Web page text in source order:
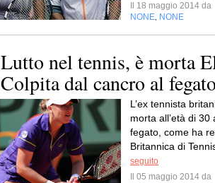
Il 18 maggio 2014 da
NONE NONE
Lutto nel tennis, è morta
Colpita dal cancro al
L’ex tennista
morta all’età di
fegato, come ha
Britannica di
seguito
Il 05 maggio 2014 da